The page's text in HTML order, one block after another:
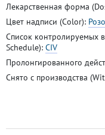
Лекарственная форма
Цвет надписи (Color):
Список контролируемых
Schedule): CIV
Пролонгированного
Снято с производства